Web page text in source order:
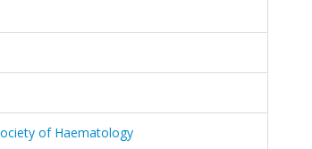
of Haematology